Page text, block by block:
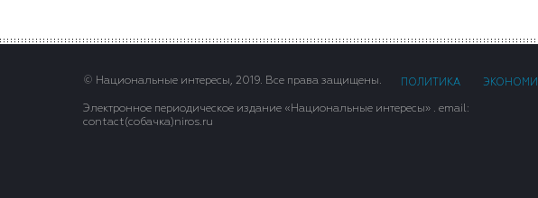
© Национальные интересы, 2019. Все права защищены. ПОЛИТИКА
Электронное периодическое издание «Национальные интересы» . email:
contact(сoбaчка)niros.ru